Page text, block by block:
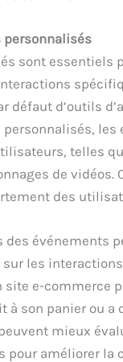
personnalisés
sont essentiels
défaut d’outils
telles
de
des
des événements
les
site e-commerce
son panier ou a
mieux
pour améliorer la